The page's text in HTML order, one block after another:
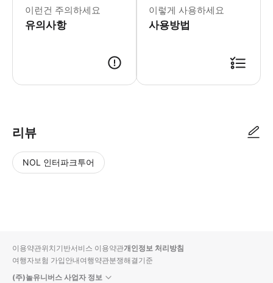
이런건 주의하세요
유의사항
이렇게 사용하세요
사용방법
리뷰
NOL 인터파크투어
입니
다.
순
상
이용약관위치기반서비스 이용약관개인정보 처리방침
여행자보험 가입안내여행약관분쟁해결기준
(주)놀유니버스 사업자 정보